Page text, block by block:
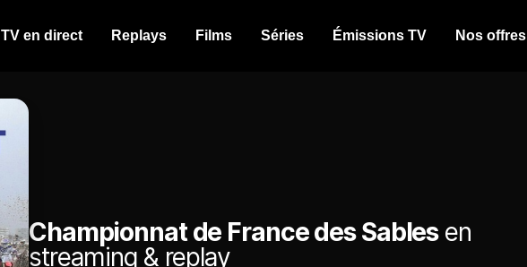
TV en direct Replays Films Séries Émissions TV Nos offres
Championnat de France des Sablesen
streaming & replay